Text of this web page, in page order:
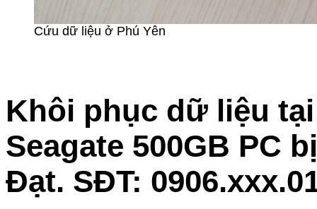
Cứu dữ liệu ở Phú Yên
Khôi phục dữ liệu
Seagate 500GB PC
Đạt. SĐT: